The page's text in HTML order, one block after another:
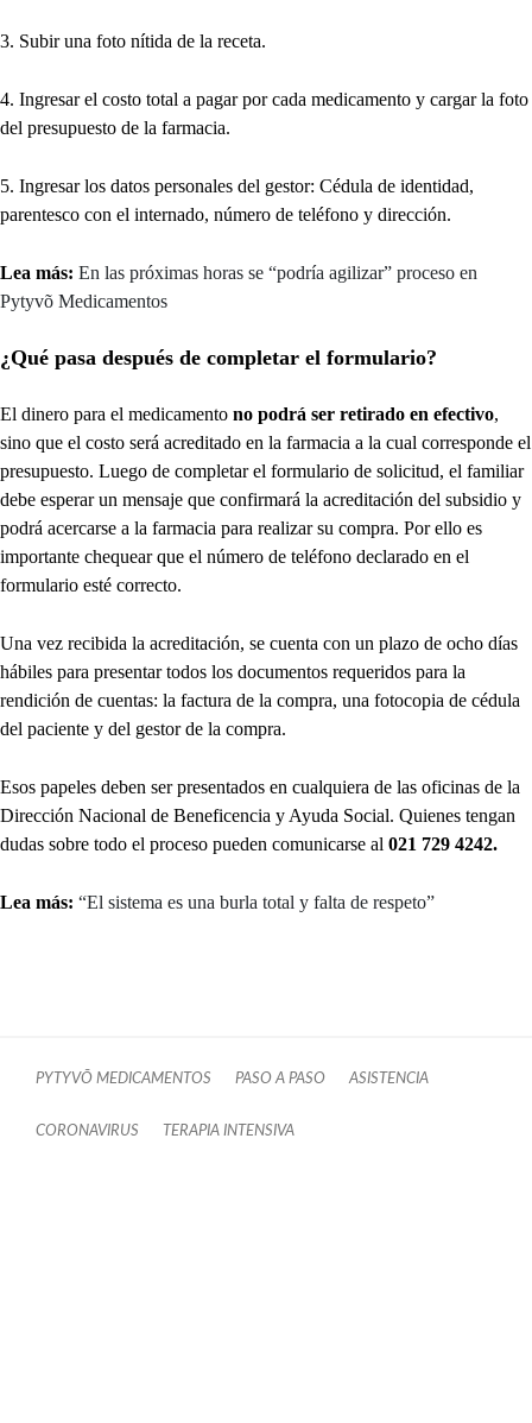
3. Subir una foto nítida de la receta.
4. Ingresar el costo total a pagar por cada medicamento y cargar la foto
del presupuesto de la farmacia.
5. Ingresar los datos personales del gestor: Cédula de identidad,
parentesco con el internado, número de teléfono y dirección.
Lea más: En las próximas horas se “podría agilizar” proceso en
Pytyvõ Medicamentos
¿Qué pasa después de completar el formulario?
El dinero para el medicamento no podrá ser retirado en efectivo,
sino que el costo será acreditado en la farmacia a la cual corresponde el
presupuesto. Luego de completar el formulario de solicitud, el familiar
debe esperar un mensaje que confirmará la acreditación del subsidio y
podrá acercarse a la farmacia para realizar su compra. Por ello es
importante chequear que el número de teléfono declarado en el
formulario esté correcto.
Una vez recibida la acreditación, se cuenta con un plazo de ocho días
hábiles para presentar todos los documentos requeridos para la
rendición de cuentas: la factura de la compra, una fotocopia de cédula
del paciente y del gestor de la compra.
Esos papeles deben ser presentados en cualquiera de las oficinas de la
Dirección Nacional de Beneficencia y Ayuda Social. Quienes tengan
dudas sobre todo el proceso pueden comunicarse al 021 729 4242.
Lea más: “El sistema es una burla total y falta de respeto”
PYTYVÕ MEDICAMENTOS PASO A PASO ASISTENCIA
CORONAVIRUS TERAPIA INTENSIVA